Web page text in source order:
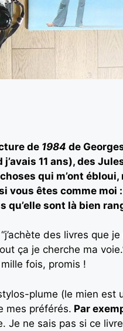
de 1984 de
11 ans), des
qui m’ont ébloui,
vous êtes comme moi
qu’elle sont là bien
des livres que
ça je cherche ma
fois, promis !
plume (le mien est
mes préférés. Par
Je ne sais pas si ce